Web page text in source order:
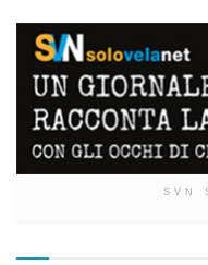
SVN